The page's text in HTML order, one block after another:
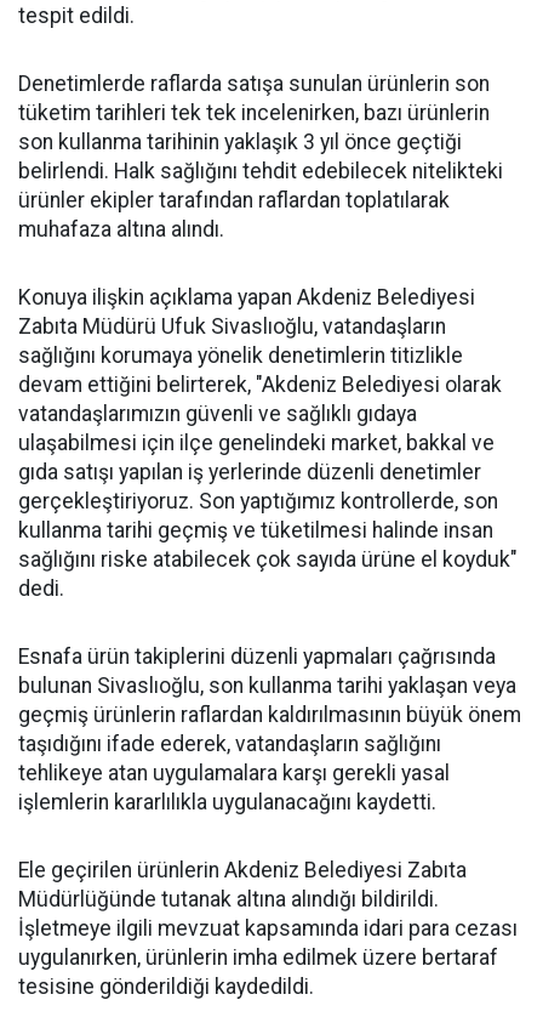
tespit edildi.
Denetimlerde raflarda satışa sunulan ürünlerin son
tüketim tarihleri tek tek incelenirken, bazı ürünlerin
son kullanma tarihinin yaklaşık 3 yıl önce geçtiği
belirlendi. Halk sağlığını tehdit edebilecek nitelikteki
ürünler ekipler tarafından raflardan toplatılarak
muhafaza altına alındı.
Konuya ilişkin açıklama yapan Akdeniz Belediyesi
Zabıta Müdürü Ufuk Sivaslıoğlu, vatandaşların
sağlığını korumaya yönelik denetimlerin titizlikle
devam ettiğini belirterek, "Akdeniz Belediyesi olarak
vatandaşlarımızın güvenli ve sağlıklı gıdaya
ulaşabilmesi için ilçe genelindeki market, bakkal ve
gıda satışı yapılan iş yerlerinde düzenli denetimler
gerçekleştiriyoruz. Son yaptığımız kontrollerde, son
kullanma tarihi geçmiş ve tüketilmesi halinde insan
sağlığını riske atabilecek çok sayıda ürüne el koyduk"
dedi.
Esnafa ürün takiplerini düzenli yapmaları çağrısında
bulunan Sivaslıoğlu, son kullanma tarihi yaklaşan veya
geçmiş ürünlerin raflardan kaldırılmasının büyük önem
taşıdığını ifade ederek, vatandaşların sağlığını
tehlikeye atan uygulamalara karşı gerekli yasal
işlemlerin kararlılıkla uygulanacağını kaydetti.
Ele geçirilen ürünlerin Akdeniz Belediyesi Zabıta
Müdürlüğünde tutanak altına alındığı bildirildi.
İşletmeye ilgili mevzuat kapsamında idari para cezası
uygulanırken, ürünlerin imha edilmek üzere bertaraf
tesisine gönderildiği kaydedildi.